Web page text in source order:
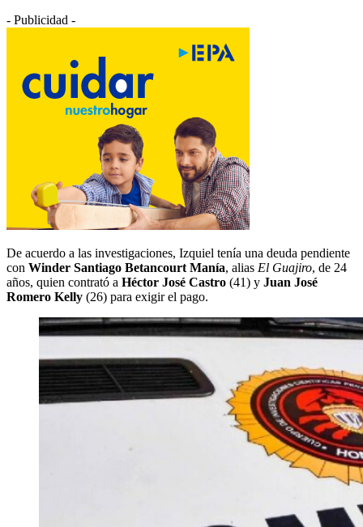
- Publicidad -
De acuerdo a las investigaciones, Izquiel tenía una deuda pendiente
con Winder Santiago Betancourt Manía, alias El Guajiro, de 24
años, quien contrató a Héctor José Castro (41) y Juan José
Romero Kelly (26) para exigir el pago.